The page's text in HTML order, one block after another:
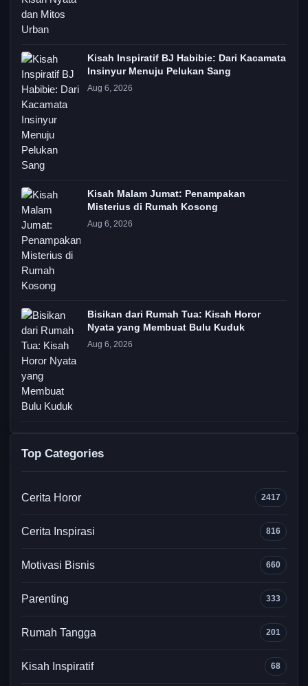
Kisah Inspiratif BJ Habibie: Dari Kacamata
Insinyur Menuju Pelukan Sang
Aug 6, 2026
Kisah Malam Jumat: Penampakan
Misterius di Rumah Kosong
Aug 6, 2026
Bisikan dari Rumah Tua: Kisah Horor
Nyata yang Membuat Bulu Kuduk
Aug 6, 2026
Top Categories
Cerita Horor 2417
Cerita Inspirasi 816
Motivasi Bisnis 660
Parenting 333
Rumah Tangga 201
Kisah Inspiratif 68